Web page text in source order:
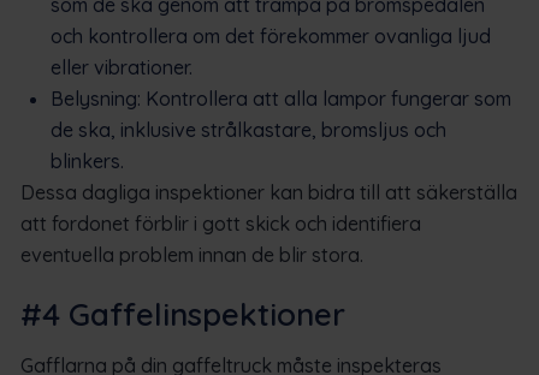
och kontrollera om det förekommer ovanliga ljud
eller vibrationer.
Belysning: Kontrollera att alla lampor fungerar som
de ska, inklusive strålkastare, bromsljus och
blinkers.
Dessa dagliga inspektioner kan bidra till att säkerställa
att fordonet förblir i gott skick och identifiera
eventuella problem innan de blir stora.
#4 Gaffelinspektioner
Gafflarna på din gaffeltruck måste inspekteras